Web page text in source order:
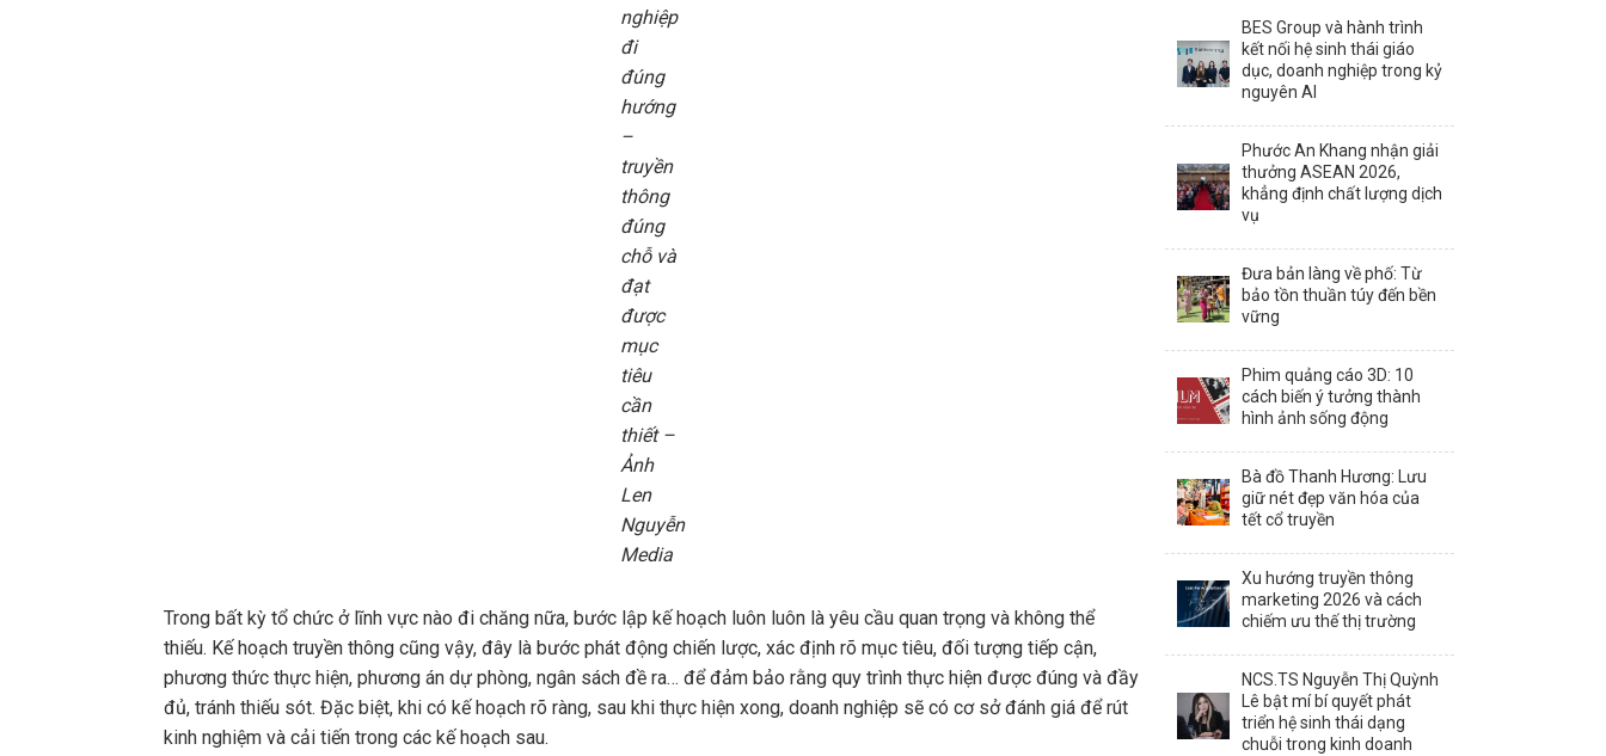
nghiệp
đi
đúng
hướng
–
truyền
thông
đúng
chỗ và
đạt
được
mục
tiêu
cần
thiết –
Ảnh
Len
Nguyễn
Media
Trong bất kỳ tổ chức ở lĩnh vực nào đi chăng nữa, bước lập kế hoạch luôn luôn là yêu cầu quan trọng và không thể
thiếu. Kế hoạch truyền thông cũng vậy, đây là bước phát động chiến lược, xác định rõ mục tiêu, đối tượng tiếp cận,
phương thức thực hiện, phương án dự phòng, ngân sách đề ra… để đảm bảo rằng quy trình thực hiện được đúng và đầy
đủ, tránh thiếu sót. Đặc biệt, khi có kế hoạch rõ ràng, sau khi thực hiện xong, doanh nghiệp sẽ có cơ sở đánh giá để rút
kinh nghiệm và cải tiến trong các kế hoạch sau.
BES Group và hành trình
kết nối hệ sinh thái giáo
dục, doanh nghiệp trong kỷ
nguyên AI
Phước An Khang nhận giải
thưởng ASEAN 2026,
khẳng định chất lượng dịch
vụ
Đưa bản làng về phố: Từ
bảo tồn thuần túy đến bền
vững
Phim quảng cáo 3D: 10
cách biến ý tưởng thành
hình ảnh sống động
Bà đồ Thanh Hương: Lưu
giữ nét đẹp văn hóa của
tết cổ truyền
Xu hướng truyền thông
marketing 2026 và cách
chiếm ưu thế thị trường
NCS.TS Nguyễn Thị Quỳnh
Lê bật mí bí quyết phát
triển hệ sinh thái dạng
chuỗi trong kinh doanh